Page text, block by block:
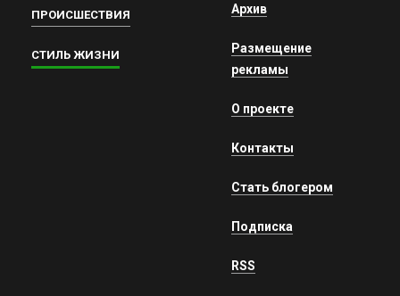
ПРОИСШЕСТВИЯ
СТИЛЬ ЖИЗНИ
Архив
Размещение
рекламы
О проекте
Контакты
Стать блогером
Подписка
RSS